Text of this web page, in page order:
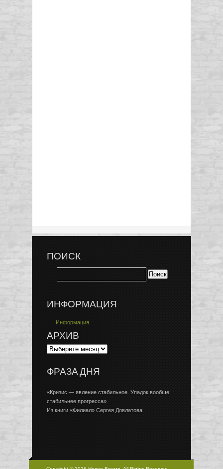
ПОИСК
ИНФОРМАЦИЯ
Информация
АРХИВ
ФРАЗА ДНЯ
«Кризис — явление стабильное. Упадок вообще
стабильнее прогресса»
Из книги «Филиал» Сергея Довлатова